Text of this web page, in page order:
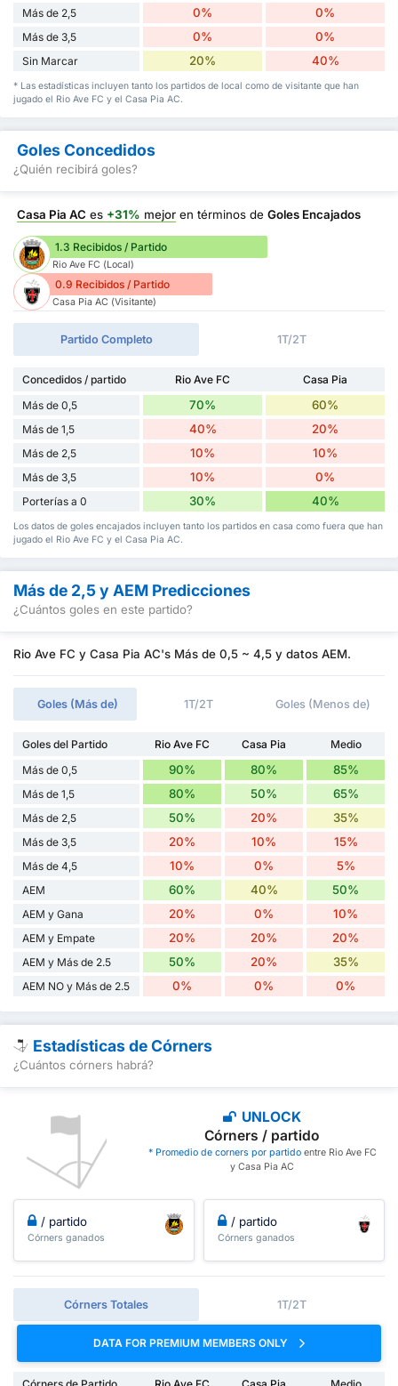
Más de 2,5 0% 0%
Más de 3,5 0% 0%
Sin Marcar 20% 40%
* Las estadísticas incluyen tanto los partidos de local como de visitante que han
jugado el Rio Ave FC y el Casa Pia AC.
Goles Concedidos
¿Quién recibirá goles?
Casa Pia AC es +31% mejor en términos de Goles Encajados
1.3 Recibidos / Partido
Rio Ave FC (Local)
0.9 Recibidos / Partido
Casa Pia AC (Visitante)
Partido Completo 1T/2T
Concedidos / partido Rio Ave FC
Casa Pia
Más de 0,5
70% 60%
Más de 1,5 40% 20%
Más de 2,5 10% 10%
Más de 3,5 10% 0%
Porterías a 0 30% 40%
Los datos de goles encajados incluyen tanto los partidos en casa como fuera que han
jugado el Rio Ave FC y el Casa Pia AC.
Más de 2,5 y AEM Predicciones
¿Cuántos goles en este partido?
Rio Ave FC y Casa Pia AC's Más de 0,5 ~ 4,5 y datos AEM.
Goles (Más de) 1T/2T Goles (Menos de)
Goles del Partido Rio Ave FC Casa Pia
Medio
Más de 0,5
90% 80% 85%
Más de 1,5 80% 50% 65%
Más de 2,5 50% 20% 35%
Más de 3,5 20% 10% 15%
Más de 4,5 10% 0% 5%
AEM 60% 40% 50%
AEM y Gana 20% 0% 10%
AEM y Empate 20% 20% 20%
AEM y Más de 2.5 50% 20% 35%
AEM NO y Más de 2.5 0% 0% 0%
Estadísticas de Córners
¿Cuántos córners habrá?
UNLOCK
Córners / partido
* Promedio de corners por partidoentre Rio Ave FC
y Casa Pia AC
/ partido
Córners ganados
/ partido
Córners ganados
Córners Totales 1T/2T
DATA FOR PREMIUM MEMBERS ONLY